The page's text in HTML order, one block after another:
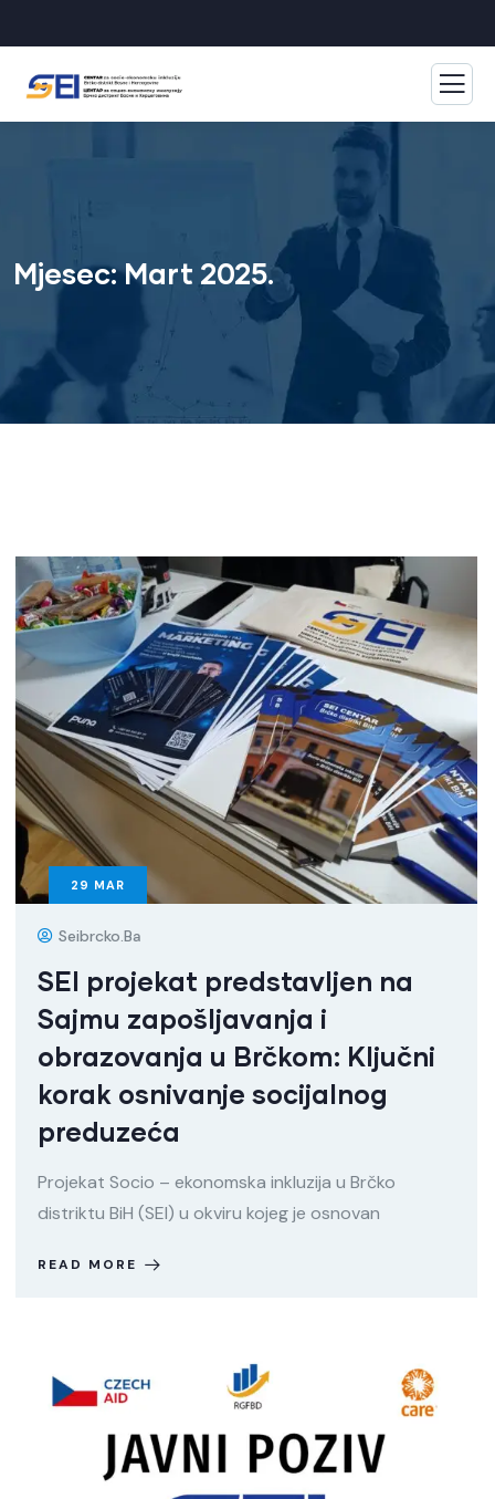
Mjesec:Mart 2025.
29 MAR
Seibrcko.ba
SEI projekat predstavljen na
Sajmu zapošljavanja i
obrazovanja u Brčkom: Ključni
korak osnivanje socijalnog
preduzeća
Projekat Socio – ekonomska inkluzija u Brčko
distriktu BiH (SEI) u okviru kojeg je osnovan
READ MORE